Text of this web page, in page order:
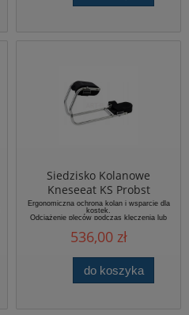
Siedzisko Kolanowe
Kneseeat KS Probst
Ergonomiczna ochrona kolan i wsparcie dla
kostek.
Odciążenie pleców podczas klęczenia lub
Bardzo grube, ocynkowane rury stalowe
zapewniają dodatkową stabilność.
536,00 zł
do koszyka